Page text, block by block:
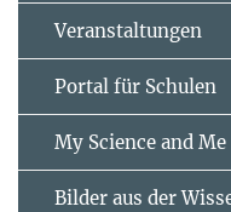
Veranstaltungen
Portal für Schulen
My Science and Me
Bilder aus der